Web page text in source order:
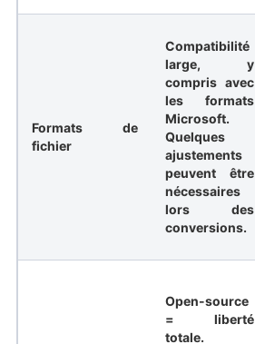
Formats de
fichier
Compatibilité
large, y
compris avec
les formats
Microsoft.
Quelques
ajustements
peuvent être
nécessaires
lors des
conversions.
Open-source
= liberté
totale.